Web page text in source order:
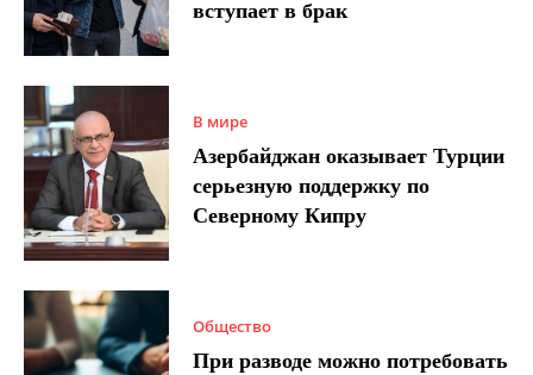
вступает в брак
В мире
Азербайджан оказывает Турции
серьезную поддержку по
Северному Кипру
Общество
При разводе можно потребовать